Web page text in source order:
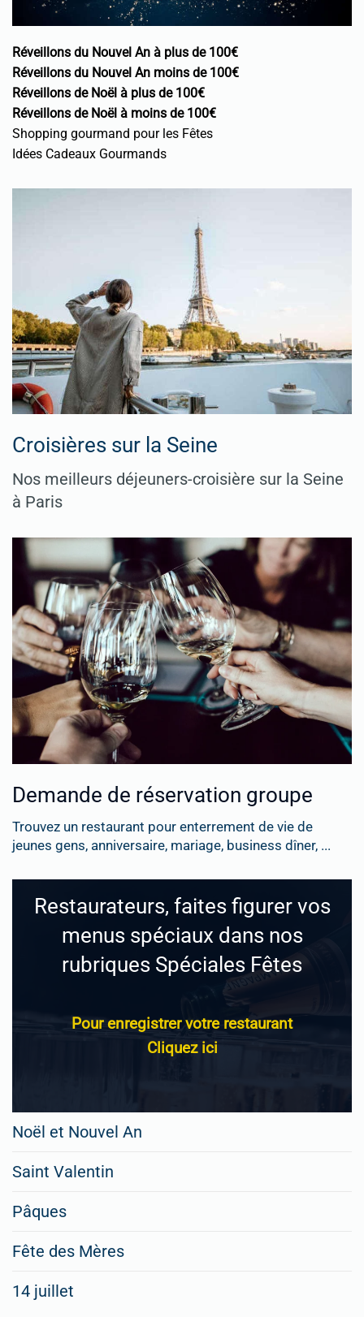
Réveillons du Nouvel An à plus de 100€
Réveillons du Nouvel An moins de 100€
Réveillons de Noël à plus de 100€
Réveillons de Noël à moins de 100€
Shopping gourmand pour les Fêtes
Idées Cadeaux Gourmands
Croisières sur la Seine
Nos meilleurs déjeuners-croisière sur la Seine
à Paris
Demande de réservation groupe
Trouvez un restaurant pour enterrement de vie de
jeunes gens, anniversaire, mariage, business dîner, ...
Restaurateurs, faites figurer vos
menus spéciaux dans nos
rubriques Spéciales Fêtes
Pour enregistrer votre restaurant
Cliquez ici
Noël et Nouvel An
Saint Valentin
Pâques
Fête des Mères
14 juillet